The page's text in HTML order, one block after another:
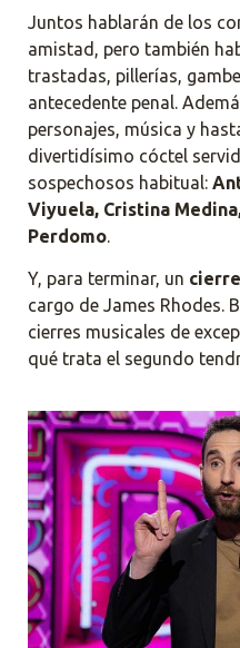
Juntos hablarán de los
amistad, pero también
trastadas, pillerías,
antecedente penal.
personajes, música y
divertidísimo cóctel
sospechosos habitual:
Viyuela, Cristina
Perdomo.
Y, para terminar, un
cargo de James Rhodes.
cierres musicales de
qué trata el segundo